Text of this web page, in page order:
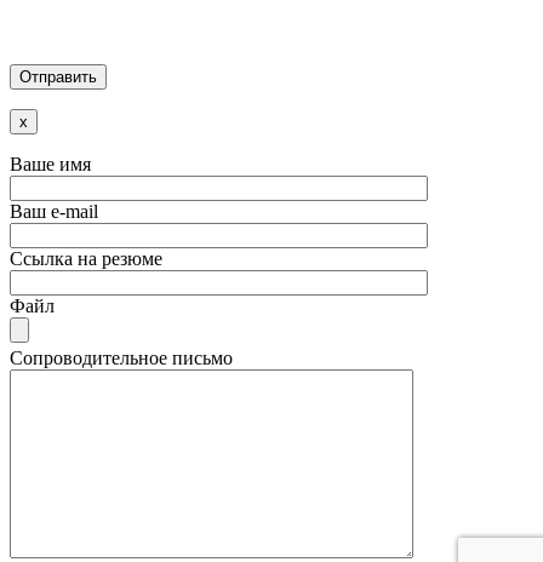
x
Ваше имя
Ваш e-mail
Ссылка на резюме
Файл
Сопроводительное письмо